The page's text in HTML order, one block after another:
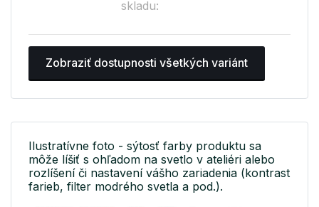
skladu:
Zobraziť dostupnosti všetkých variánt
Ilustratívne foto - sýtosť farby produktu sa
môže líšiť s ohľadom na svetlo v ateliéri alebo
rozlíšení či nastavení vášho zariadenia (kontrast
farieb, filter modrého svetla a pod.).